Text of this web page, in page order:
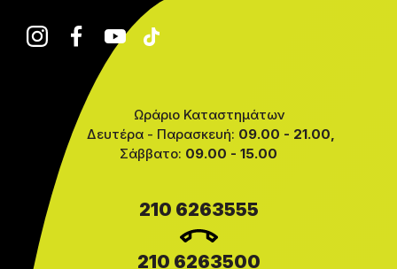
Ωράριο Καταστημάτων
Δευτέρα - Παρασκευή: 09.00 - 21.00,
Σάββατο: 09.00 - 15.00
210 6263555
210 6263500